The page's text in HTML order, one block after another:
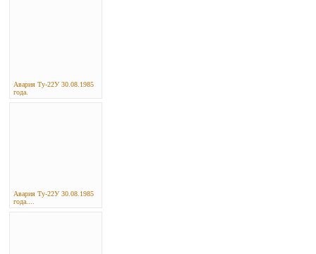
Авария Ту-22У 30.08.1985
года.
Авария Ту-22У 30.08.1985
года....